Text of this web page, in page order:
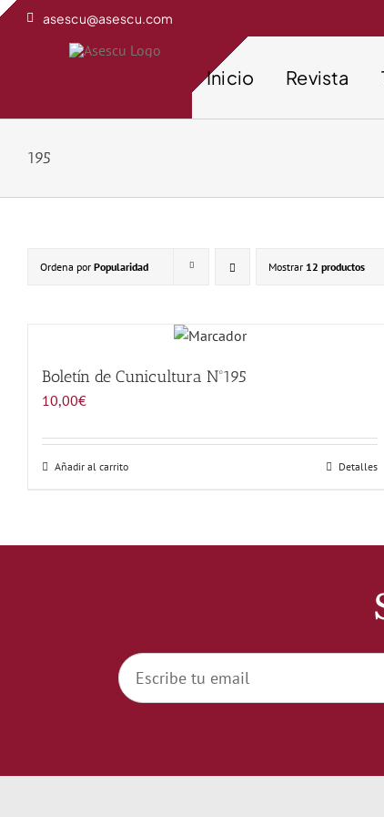
Saltar
asescu@asescu.com
Inicio Revista
195
Ordena por Popularidad Mostrar 12 productos
Boletín de Cunicultura Nº195
10,00€
Añadir al carrito Detalles